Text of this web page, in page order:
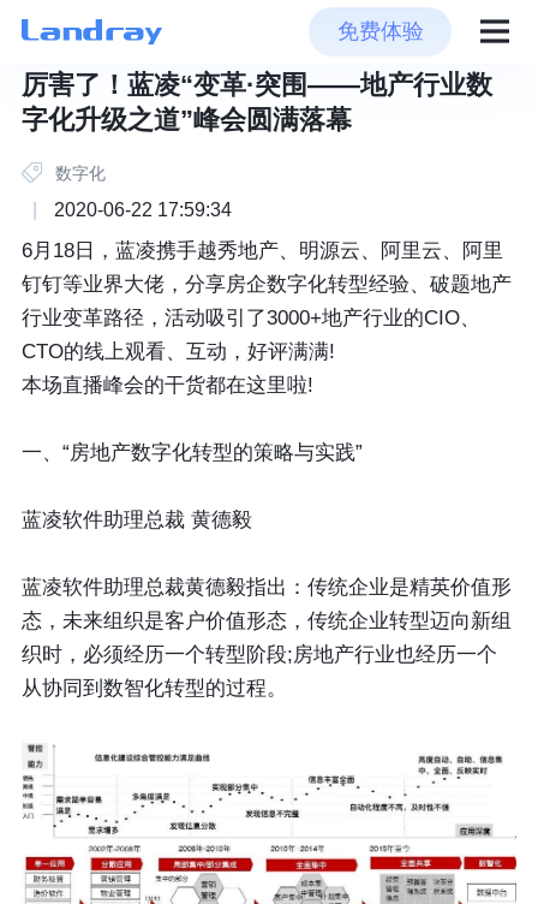
免费体验
厉害了！蓝凌“变革·突围——地产行业数
字化升级之道”峰会圆满落幕
数字化
2020-06-22 17:59:34
6月18日，蓝凌携手越秀地产、明源云、阿里云、阿里
钉钉等业界大佬，分享房企数字化转型经验、破题地产
行业变革路径，活动吸引了3000+地产行业的CIO、
CTO的线上观看、互动，好评满满!
本场直播峰会的干货都在这里啦!
一、“房地产数字化转型的策略与实践”
蓝凌软件助理总裁 黄德毅
蓝凌软件助理总裁黄德毅指出：传统企业是精英价值形
态，未来组织是客户价值形态，传统企业转型迈向新组
织时，必须经历一个转型阶段;房地产行业也经历一个
从协同到数智化转型的过程。